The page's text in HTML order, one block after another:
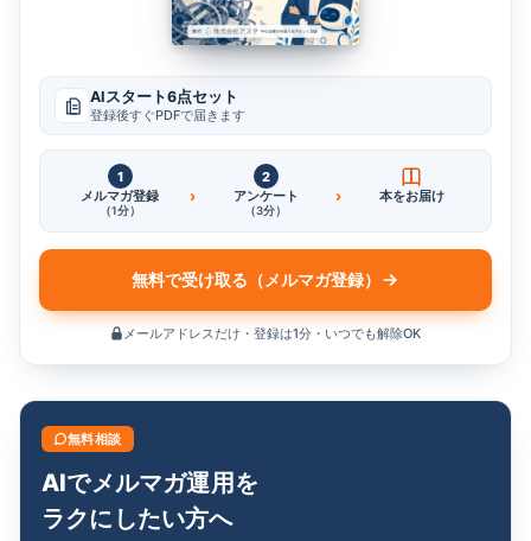
AIスタート6点セット
登録後すぐPDFで届きます
1
メルマガ登録
（1分）
›
2
アンケート
（3分）
› 本をお届け
無料で受け取る（メルマガ登録）
メールアドレスだけ・登録は1分・いつでも解除OK
無料相談
AIでメルマガ運用を
ラクにしたい方へ